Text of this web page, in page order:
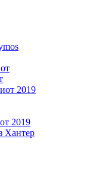
2019
2019
Хантер